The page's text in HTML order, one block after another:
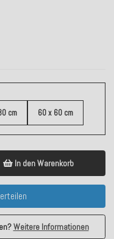
cm 60 x 60 cm
In den Warenkorb
Weitere Informationen